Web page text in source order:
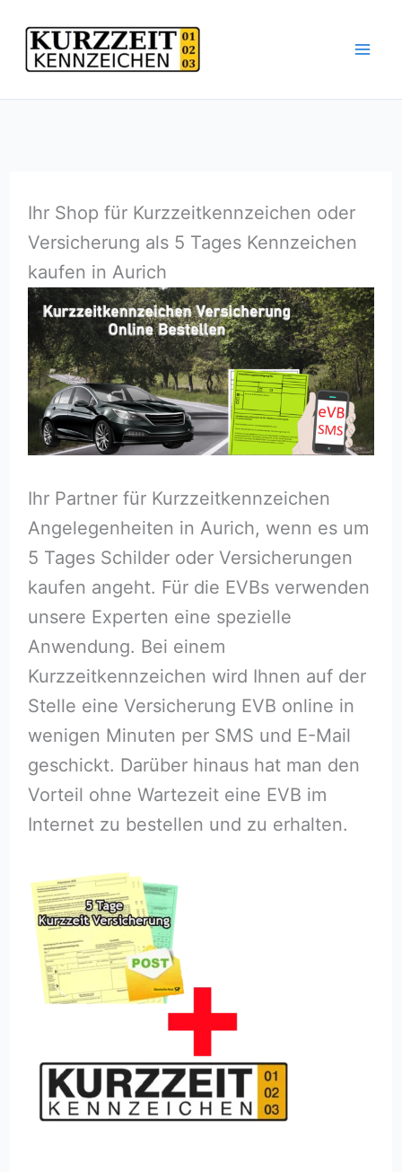
Inhalt
springen
Ihr Shop für Kurzzeitkennzeichen oder
Versicherung als 5 Tages Kennzeichen
kaufen in Aurich
Ihr Partner für Kurzzeitkennzeichen
Angelegenheiten in Aurich, wenn es um
5 Tages Schilder oder Versicherungen
kaufen angeht. Für die EVBs verwenden
unsere Experten eine spezielle
Anwendung. Bei einem
Kurzzeitkennzeichen wird Ihnen auf der
Stelle eine Versicherung EVB online in
wenigen Minuten per SMS und E-Mail
geschickt. Darüber hinaus hat man den
Vorteil ohne Wartezeit eine EVB im
Internet zu bestellen und zu erhalten.